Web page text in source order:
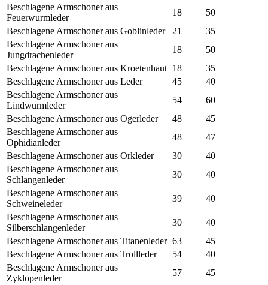
Beschlagene Armschoner aus
Feuerwurmleder
18
50
Beschlagene Armschoner aus Goblinleder
21
35
Beschlagene Armschoner aus
Jungdrachenleder
18
50
Beschlagene Armschoner aus Kroetenhaut 18
35
Beschlagene Armschoner aus Leder
45
40
Beschlagene Armschoner aus
Lindwurmleder
54
60
Beschlagene Armschoner aus Ogerleder
48
45
Beschlagene Armschoner aus
Ophidianleder
48
47
Beschlagene Armschoner aus Orkleder
30
40
Beschlagene Armschoner aus
Schlangenleder
30
40
Beschlagene Armschoner aus
Schweineleder
39
40
Beschlagene Armschoner aus
Silberschlangenleder
30
40
Beschlagene Armschoner aus Titanenleder 63
45
Beschlagene Armschoner aus Trollleder
54
40
Beschlagene Armschoner aus
Zyklopenleder
57
45